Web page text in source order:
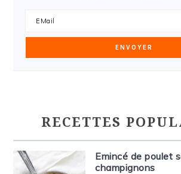
RECETTES
Emincé de poulet
champignons